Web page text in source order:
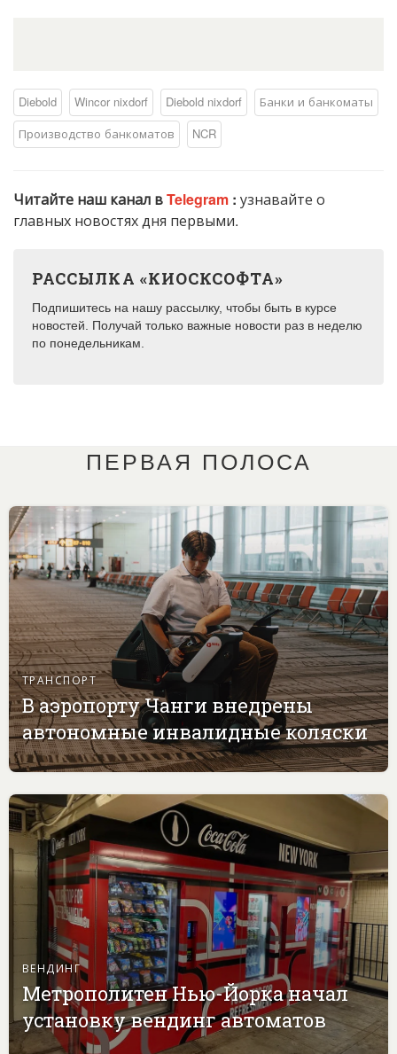
Diebold Wincor nixdorf Diebold nixdorf
Банки и банкоматы
Производство банкоматов
NCR
Читайте наш канал вTelegram : узнавайте о
главных новостях дня первыми.
РАССЫЛКА «КИОСКСОФТА»
Подпишитесь на нашу рассылку, чтобы быть в курсе
новостей. Получай только важные новости раз в неделю
по понедельникам.
ПЕРВАЯ ПОЛОСА
ТРАНСПОРТ
В аэропорту Чанги внедрены
автономные инвалидные коляски
ВЕНДИНГ
Метрополитен Нью-Йорка начал
установку вендинг автоматов